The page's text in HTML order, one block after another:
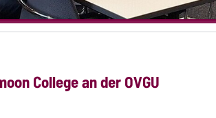
College an der OVGU